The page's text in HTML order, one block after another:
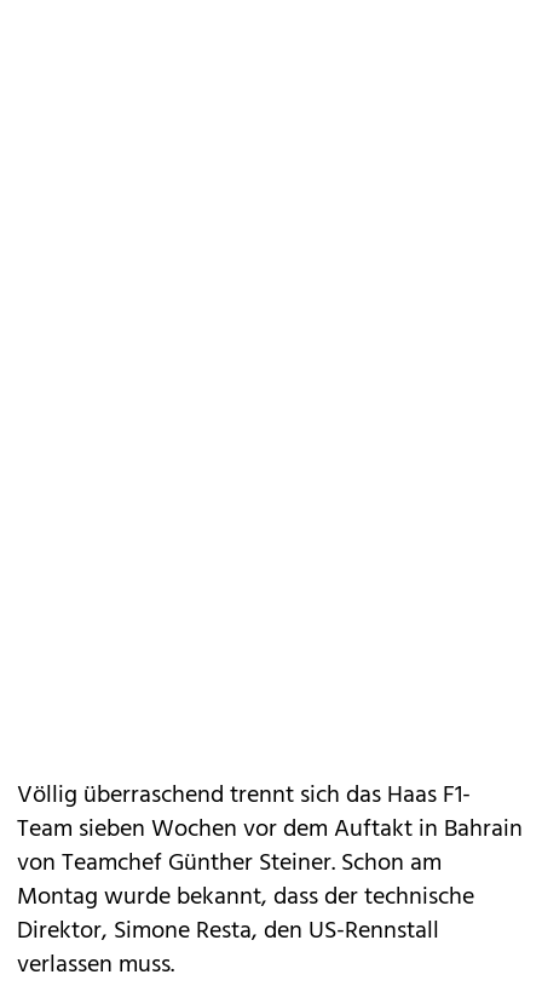
Völlig überraschend trennt sich das Haas F1-
Team sieben Wochen vor dem Auftakt in Bahrain
von Teamchef Günther Steiner. Schon am
Montag wurde bekannt, dass der technische
Direktor, Simone Resta, den US-Rennstall
verlassen muss.